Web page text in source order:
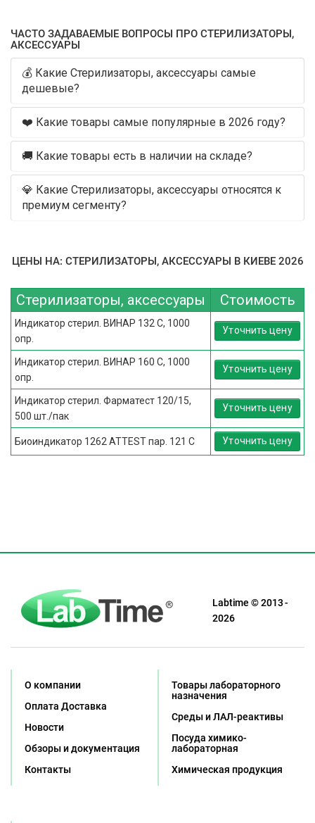
ЧАСТО ЗАДАВАЕМЫЕ ВОПРОСЫ ПРО СТЕРИЛИЗАТОРЫ,
АКСЕССУАРЫ
💰 Какие Стерилизаторы, аксессуары самые
дешевые?
❤️ Какие товары самые популярные в 2026 году?
🚚 Какие товары есть в наличии на складе?
💎 Какие Стерилизаторы, аксессуары относятся к
премиум сегменту?
ЦЕНЫ НА: СТЕРИЛИЗАТОРЫ, АКСЕССУАРЫ В КИЕВЕ 2026
Стерилизаторы, аксессуары Стоимость
Индикатор стерил. ВИНАР 132 С, 1000
опр.
Уточнить цену
Индикатор стерил. ВИНАР 160 С, 1000
опр.
Уточнить цену
Индикатор стерил. Фарматест 120/15,
500 шт./пак
Уточнить цену
Биоиндикатор 1262 ATTEST пар. 121 С Уточнить цену
Labtime © 2013 -
2026
О компании
Оплата Доставка
Новости
Обзоры и документация
Контакты
Товары лабораторного
назначения
Среды и ЛАЛ-реактивы
Посуда химико-
лабораторная
Химическая продукция